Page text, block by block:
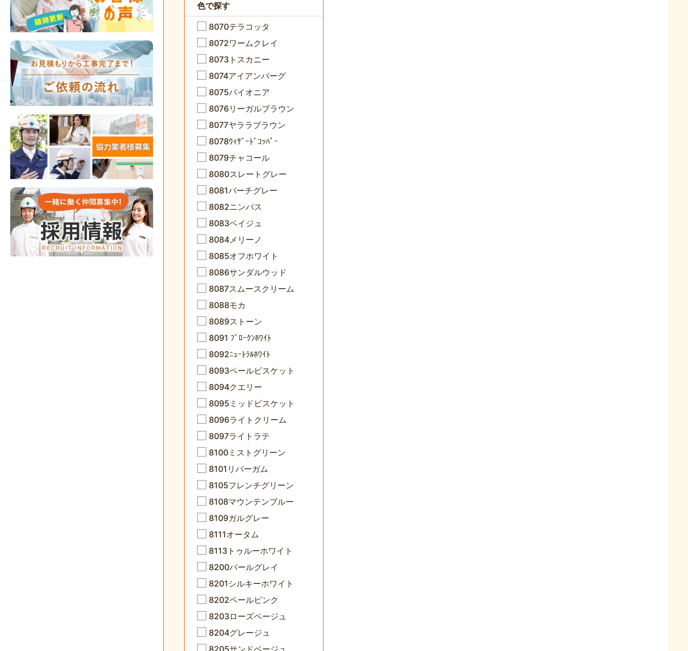
色で探す
8070テラコッタ
8072ワームクレイ
8073トスカニー
8074アイアンバーグ
8075パイオニア
8076リーガルブラウン
8077ヤララブラウン
8078ｳｨｻﾞｰﾄﾞｺｯﾊﾟｰ
8079チャコール
8080スレートグレー
8081バーチグレー
8082ニンバス
8083ベイジュ
8084メリーノ
8085オフホワイト
8086サンダルウッド
8087スムースクリーム
8088モカ
8089ストーン
8091 ﾌﾞﾛｰｸﾝﾎﾜｲﾄ
8092ﾆｭｰﾄﾗﾙﾎﾜｲﾄ
8093ペールビスケット
8094クエリー
8095ミッドビスケット
8096ライトクリーム
8097ライトラテ
8100ミストグリーン
8101リバーガム
8105フレンチグリーン
8108マウンテンブルー
8109ガルグレー
8111オータム
8113トゥルーホワイト
8200パールグレイ
8201シルキーホワイト
8202ペールピンク
8203ローズベージュ
8204グレージュ
8205サンドベージュ